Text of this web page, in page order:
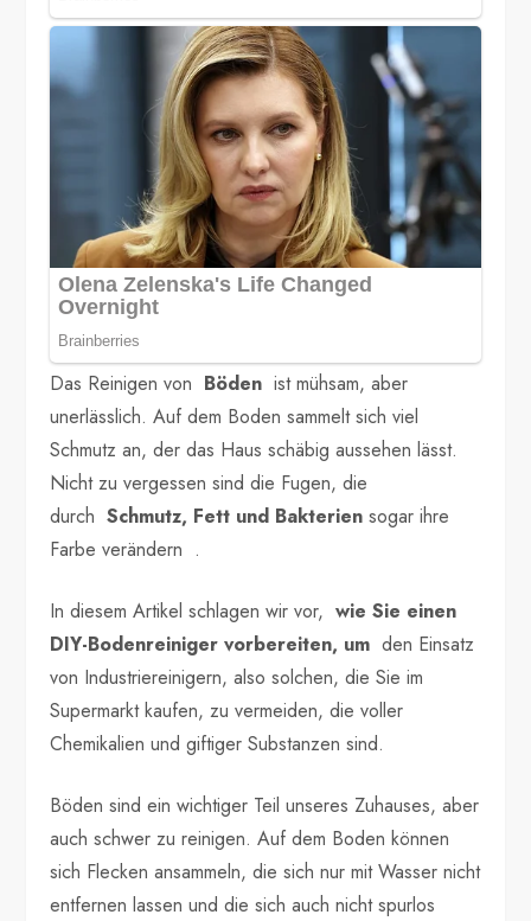
Das Reinigen von Böden ist mühsam, aber
unerlässlich. Auf dem Boden sammelt sich viel
Schmutz an, der das Haus schäbig aussehen lässt.
Nicht zu vergessen sind die Fugen, die
durchSchmutz, Fett und Bakterien sogar ihre
Farbe verändern .
In diesem Artikel schlagen wir vor,wie Sie einen
DIY-Bodenreiniger vorbereiten, um den Einsatz
von Industriereinigern, also solchen, die Sie im
Supermarkt kaufen, zu vermeiden, die voller
Chemikalien und giftiger Substanzen sind.
Böden sind ein wichtiger Teil unseres Zuhauses, aber
auch schwer zu reinigen. Auf dem Boden können
sich Flecken ansammeln, die sich nur mit Wasser nicht
entfernen lassen und die sich auch nicht spurlos